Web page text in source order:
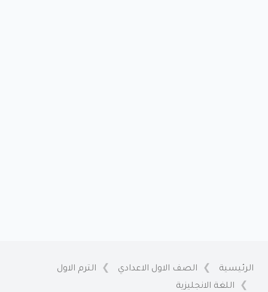
الرئيسية الصف الاول الاعدادي
الترم الاول
اللغة الانجليزية